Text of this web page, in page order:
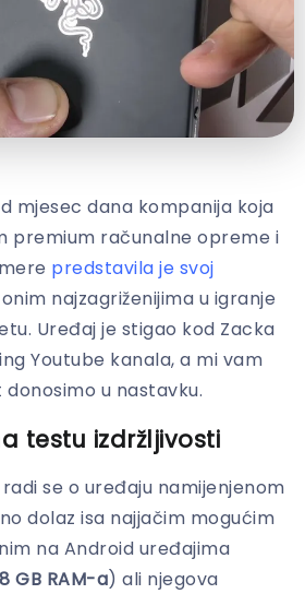
mjesec dana kompanija koja
premium računalne opreme i
predstavila je svoj
najzagriženijima u igranje
Uređaj je stigao kod Zacka
Youtube kanala, a mi vam
u nastavku.
testu izdržljivosti
se o uređaju namijenjenom
dolaz isa najjačim mogućim
na Android uređajima
GB RAM-a) ali njegova